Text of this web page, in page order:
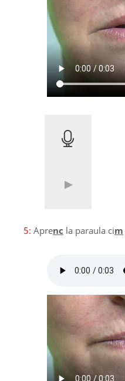
5: Aprenc la paraula cim